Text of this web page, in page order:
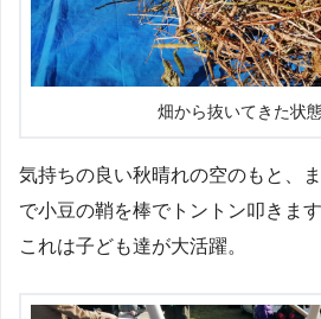
畑から抜いてきた状
気持ちの良い秋晴れの空のもと、
で小豆の鞘を棒でトントン叩きます
これは子ども達が大活躍。